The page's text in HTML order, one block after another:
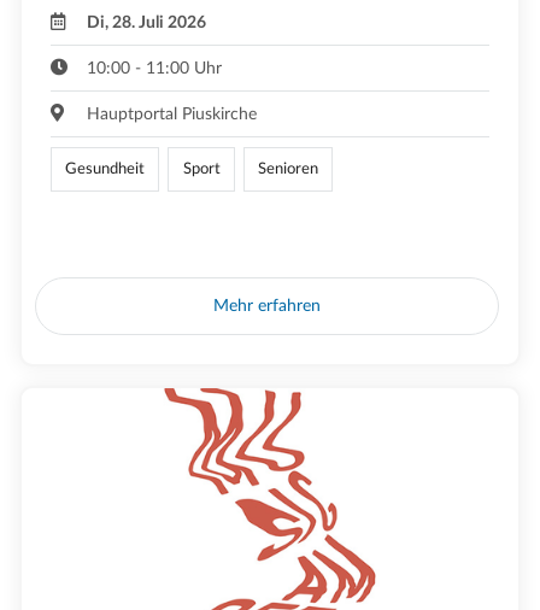
Di, 28. Juli 2026
10:00 - 11:00 Uhr
Hauptportal Piuskirche
Gesundheit Sport Senioren
Mehr erfahren